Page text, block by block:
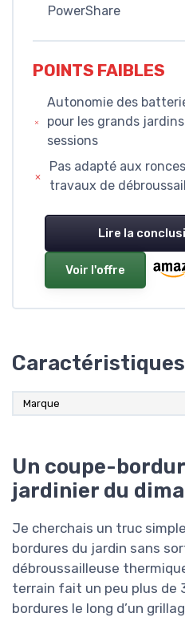
PowerShare
POINTS FAIBLES
Autonomie des
pour les grands
sessions
Pas adapté aux
travaux de
Lire la
Voir l'offre
Caractéristiques
Marque
Un coupe-
jardinier du
Je cherchais un truc
bordures du jardin sans
débroussailleuse
terrain fait un peu plus de
bordures le long d’un